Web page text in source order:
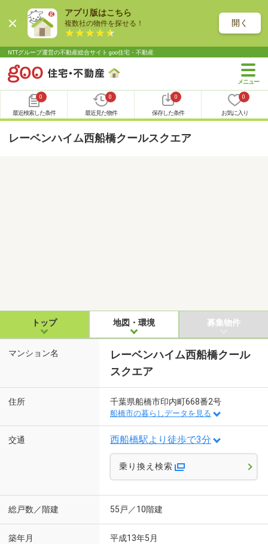
アプリ版はこちら
複数社の物件を探せる！ 開く
NTTグループ運営の不動産総合サイト goo住宅・不動産
0
最近検索した条件
0
最近見た物件
0
保存した条件
0
お気に入り
レーベンハイム西船橋クールスクエア
トップ 地図・環境 募集物件
マンション名
レーベンハイム西船橋クール
スクエア
住所 千葉県船橋市印内町668番2号
船橋市の暮らしデータを見る
交通 西船橋駅より徒歩で3分
乗り換え検索
総戸数／階建 55戸／10階建
築年月 平成13年5月